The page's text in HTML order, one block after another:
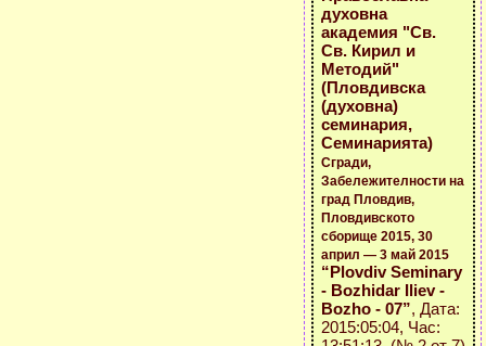
духовна
академия "Св.
Св. Кирил и
Методий"
(Пловдивска
(духовна)
семинария,
Семинарията)
Сгради,
Забележителности на
град Пловдив,
Пловдивското
сборище 2015, 30
април — 3 май 2015
“Plovdiv Seminary
- Bozhidar Iliev -
Bozho - 07”, Дата:
2015:05:04, Час: